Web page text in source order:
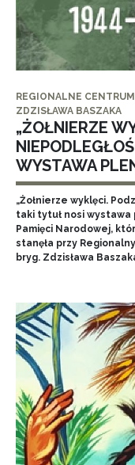
REGIONALNE
ZDZISŁAWA BASZAKA
„ŻOŁNIERZE
WYSTAWA
„Żołnierze wyklęci.
taki tytuł nosi
Pamięci Narodowej,
stanęła przy
bryg. Zdzisława